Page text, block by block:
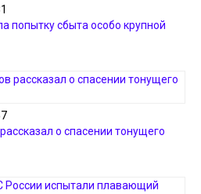
попытку сбыта особо крупной
о спасении тонущего